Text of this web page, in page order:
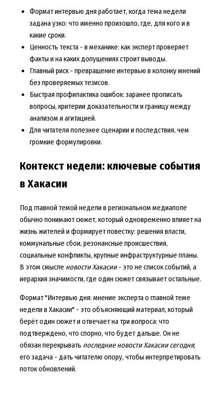
Формат интервью дня работает, когда тема недели
задана узко: что именно произошло, где, для кого и в
какие сроки.
Ценность текста - в механике: как эксперт проверяет
факты и на каких допущениях строит выводы.
Главный риск - превращение интервью в колонку мнений
без проверяемых тезисов.
Быстрая профилактика ошибок: заранее прописать
вопросы, критерии доказательности и границу между
анализом и агитацией.
Для читателя полезнее сценарии и последствия, чем
громкие формулировки.
Контекст недели: ключевые события
в Хакасии
Под главной темой недели в региональном медиаполе
обычно понимают сюжет, который одновременно влияет на
жизнь жителей и формирует повестку: решения власти,
коммунальные сбои, резонансные происшествия,
социальные конфликты, крупные инфраструктурные планы.
В этом смысле новости Хакасии- это не список событий, а
иерархия значимости, где один сюжет связывает остальные.
Формат "Интервью дня: мнение эксперта о главной теме
недели в Хакасии" - это объясняющий материал, который
берёт один сюжет и отвечает на три вопроса: что
подтверждено, что спорно, что будет дальше. Он не
обязан перекрывать последние новости Хакасии сегодня;
его задача - дать читателю опору, чтобы интерпретировать
поток обновлений.